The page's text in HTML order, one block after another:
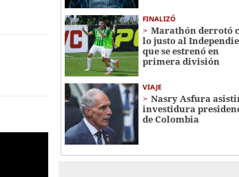
FINALIZÓ
Marathón derrotó
lo justo al
que se estrenó en
primera división
VIAJE
Nasry Asfura
investidura
de Colombia